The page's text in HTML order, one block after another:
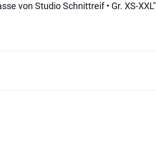
von Studio Schnittreif • Gr. XS-XXL"